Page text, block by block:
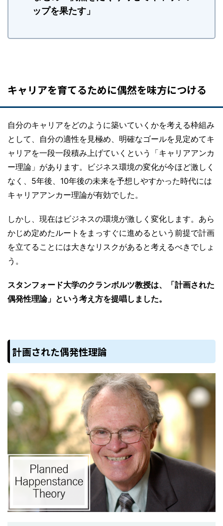
ップを果たす」
キャリアを育てるために偶然を味方につける
自分のキャリアをどのように築いていくかを考える枠組み
として、自分の適性を見極め、明確なゴールを見定めてキ
ャリアを一段一段積み上げていくという「キャリアアンカ
ー理論」があります。ビジネス環境の変化が今ほど激しく
なく、5年後、10年後の未来を予想しやすかった時代には
キャリアアンカー理論が有効でした。
しかし、現在はビジネスの環境が激しく変化します。あら
かじめ定めたルートをまっすぐに進めるという前提で計画
を立てることには大きなリスクがあると考えるべきでしょ
う。
スタンフォード大学のクランボルツ教授は、「計画された
偶発性理論」という考え方を提唱しました。
計画された偶発性理論